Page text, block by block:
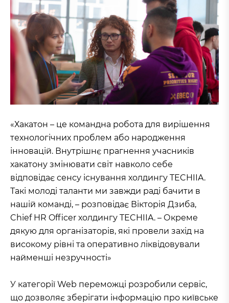
«Хакатон – це командна робота для вирішення
технологічних проблем або народження
інновацій. Внутрішнє прагнення учасників
хакатону змінювати світ навколо себе
відповідає сенсу існування холдингу TECHIIA.
Такі молоді таланти ми завжди раді бачити в
нашій команді, – розповідає Вікторія Дзиба,
Chief HR Officer холдингу TECHIIA. – Окреме
дякую для організаторів, які провели захід на
високому рівні та оперативно ліквідовували
найменші незручності»
У категорії Web переможці розробили сервіс,
що дозволяє зберігати інформацію про київське